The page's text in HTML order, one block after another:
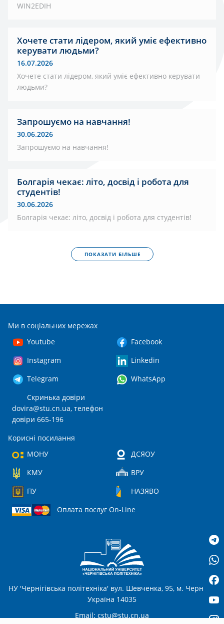
WIN2EDIH
Хочете стати лідером, який уміє ефективно
керувати людьми?
16.07.2026
Хочете стати лідером, який уміє ефективно керувати
людьми?
Запрошуємо на навчання!
30.06.2026
Запрошуємо на навчання!
Болгарія чекає: літо, досвід і робота для
студентів!
30.06.2026
Болгарія чекає: літо, досвід і робота для студентів!
ПОКАЗАТИ БІЛЬШЕ
Ми в соціальних мережах
Youtube
Facebook
Instagram
Linkedin
Telegram
WhatsApp
Скринька довіри
dovira@stu.cn.ua, телефон
довіри 665-196
Корисні посилання
МОНУ
ДСЯОУ
КМУ
ВРУ
ПУ
НАЗЯВО
Оплата послуг On-Line
НУ 'Чернігівська політехніка' вул. Шевченка, 95, м. Чернігів,
Україна 14035
Email: cstu@stu.cn.ua